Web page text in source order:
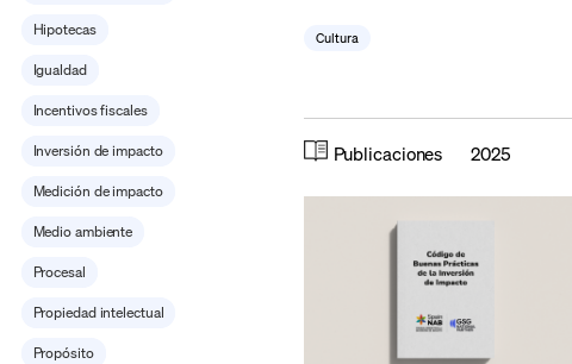
Hipotecas
Igualdad
Incentivos fiscales
Inversión de impacto
Medición de impacto
Medio ambiente
Procesal
Propiedad intelectual
Propósito
Cultura
Publicaciones 2025